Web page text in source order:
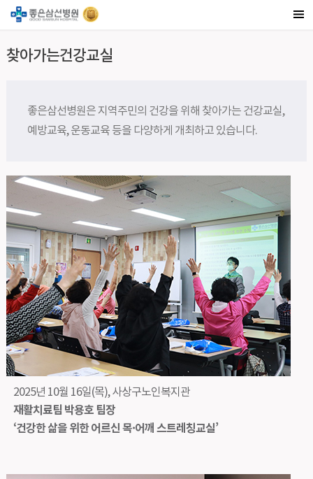
찾아가는건강교실
좋은삼선병원은 지역주민의 건강을 위해 찾아가는 건강교실,
예방교육, 운동교육 등을 다양하게 개최하고 있습니다.
2025년 10월 16일(목), 사상구노인복지관
재활치료팀 박용호 팀장
‘건강한 삶을 위한 어르신 목·어깨 스트레칭교실’